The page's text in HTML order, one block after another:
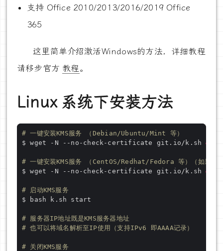
支持 Office 2010/2013/2016/2019 Office
365
这里简单介绍激活Windows的方法，详细教程
请移步官方 教程 。
Linux 系统下安装方法
# 一键安装KMS服务 （Debian/Ubuntu/Mint 等）
$ wget -N --no-check-certificate git.io/k.sh &&
# 一键安装KMS服务 （CentOS/Redhat/Fedora 等）（如果系
$ wget -N --no-check-certificate git.io/k.sh &&
# 启动KMS服务
# 服务器IP地址既是KMS服务器地址
# 也可以将域名解析至IP使用（支持IPv6 即AAAA记录）
# 关闭KMS服务